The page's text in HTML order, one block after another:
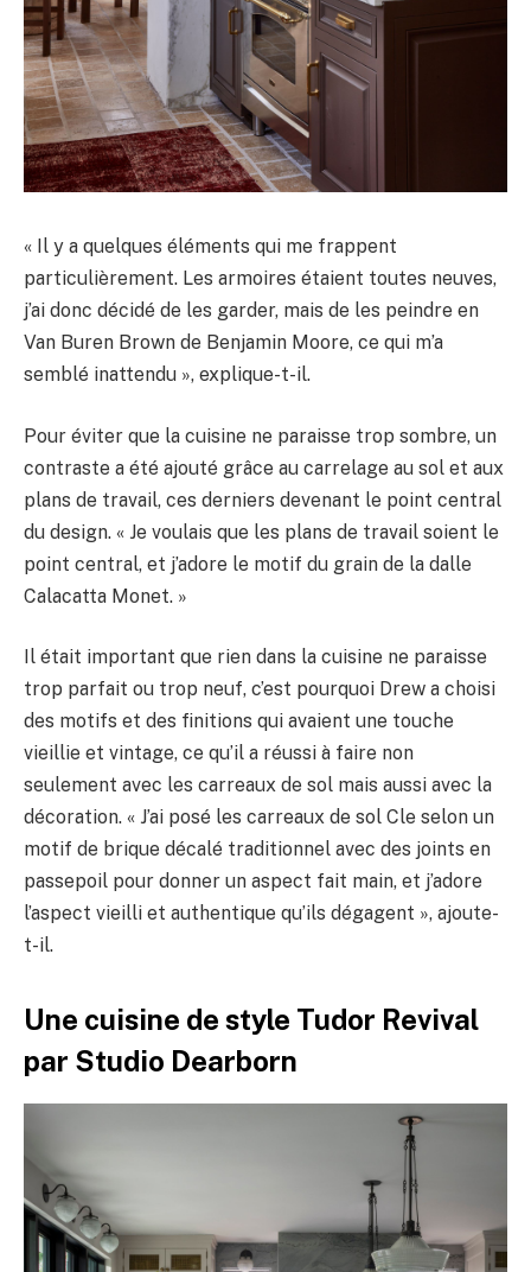
« Il y a quelques éléments qui me frappent
particulièrement. Les armoires étaient toutes neuves,
j’ai donc décidé de les garder, mais de les peindre en
Van Buren Brown de Benjamin Moore, ce qui m’a
semblé inattendu », explique-t-il.
Pour éviter que la cuisine ne paraisse trop sombre, un
contraste a été ajouté grâce au carrelage au sol et aux
plans de travail, ces derniers devenant le point central
du design. « Je voulais que les plans de travail soient le
point central, et j’adore le motif du grain de la dalle
Calacatta Monet. »
Il était important que rien dans la cuisine ne paraisse
trop parfait ou trop neuf, c’est pourquoi Drew a choisi
des motifs et des finitions qui avaient une touche
vieillie et vintage, ce qu’il a réussi à faire non
seulement avec les carreaux de sol mais aussi avec la
décoration. « J’ai posé les carreaux de sol Cle selon un
motif de brique décalé traditionnel avec des joints en
passepoil pour donner un aspect fait main, et j’adore
l’aspect vieilli et authentique qu’ils dégagent », ajoute-
t-il.
Une cuisine de style Tudor Revival
par Studio Dearborn